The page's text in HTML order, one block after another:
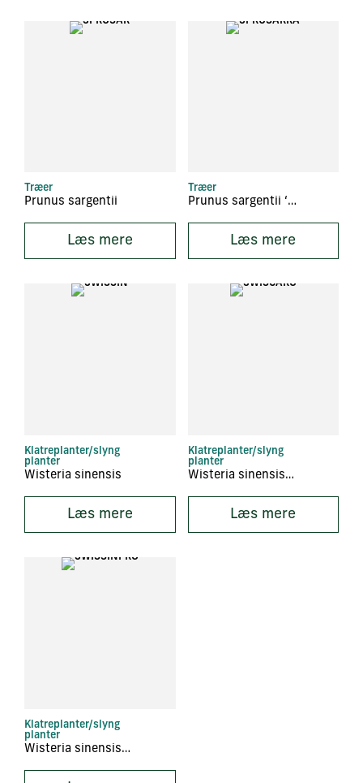
Træer
Prunus sargentii
Læs mere
Træer
Prunus sargentii ‘Rancho’
Læs mere
Klatreplanter/slyng
planter
Wisteria sinensis
Læs mere
Klatreplanter/slyng
planter
Wisteria sinensis ‘Caroline’
Læs mere
Klatreplanter/slyng
planter
Wisteria sinensis ‘Prolific’